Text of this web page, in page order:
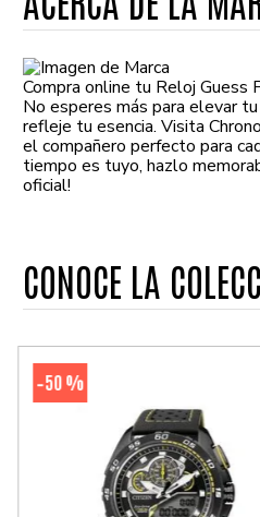
Compra online tu Reloj Guess
No esperes más para elevar
refleje tu esencia. Visita
el compañero perfecto para
tiempo es tuyo, hazlo
oficial!
CONOCE LA
-50 %